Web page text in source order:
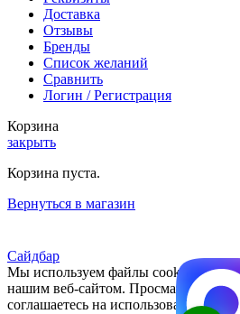
Доставка
Отзывы
Бренды
Список желаний
Сравнить
Логин / Регистрация
Корзина
закрыть
Корзина пуста.
Вернуться в магазин
Сайдбар
Мы используем файлы cookie, чтобы
нашим веб-сайтом. Просматривая
соглашаетесь на использование